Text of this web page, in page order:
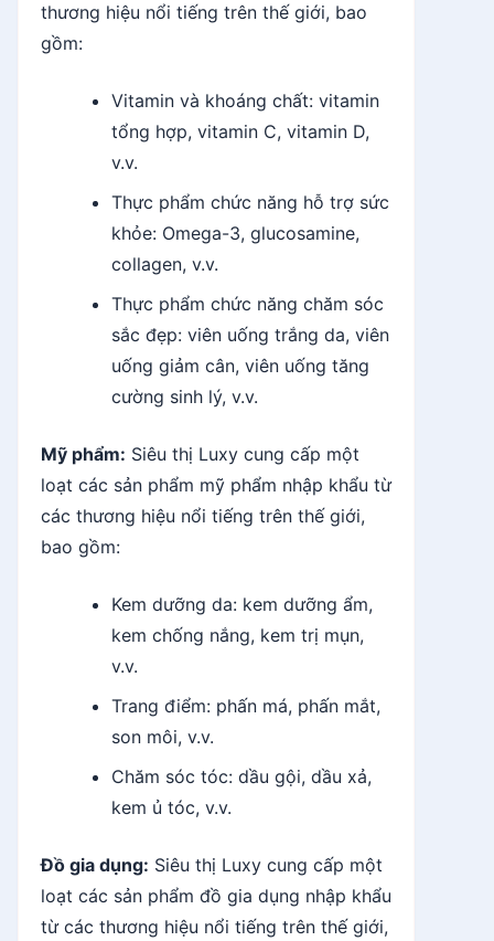
thương hiệu nổi tiếng trên thế giới, bao
gồm:
Vitamin và khoáng chất: vitamin
tổng hợp, vitamin C, vitamin D,
v.v.
Thực phẩm chức năng hỗ trợ sức
khỏe: Omega-3, glucosamine,
collagen, v.v.
Thực phẩm chức năng chăm sóc
sắc đẹp: viên uống trắng da, viên
uống giảm cân, viên uống tăng
cường sinh lý, v.v.
Mỹ phẩm: Siêu thị Luxy cung cấp một
loạt các sản phẩm mỹ phẩm nhập khẩu từ
các thương hiệu nổi tiếng trên thế giới,
bao gồm:
Kem dưỡng da: kem dưỡng ẩm,
kem chống nắng, kem trị mụn,
v.v.
Trang điểm: phấn má, phấn mắt,
son môi, v.v.
Chăm sóc tóc: dầu gội, dầu xả,
kem ủ tóc, v.v.
Đồ gia dụng: Siêu thị Luxy cung cấp một
loạt các sản phẩm đồ gia dụng nhập khẩu
từ các thương hiệu nổi tiếng trên thế giới,